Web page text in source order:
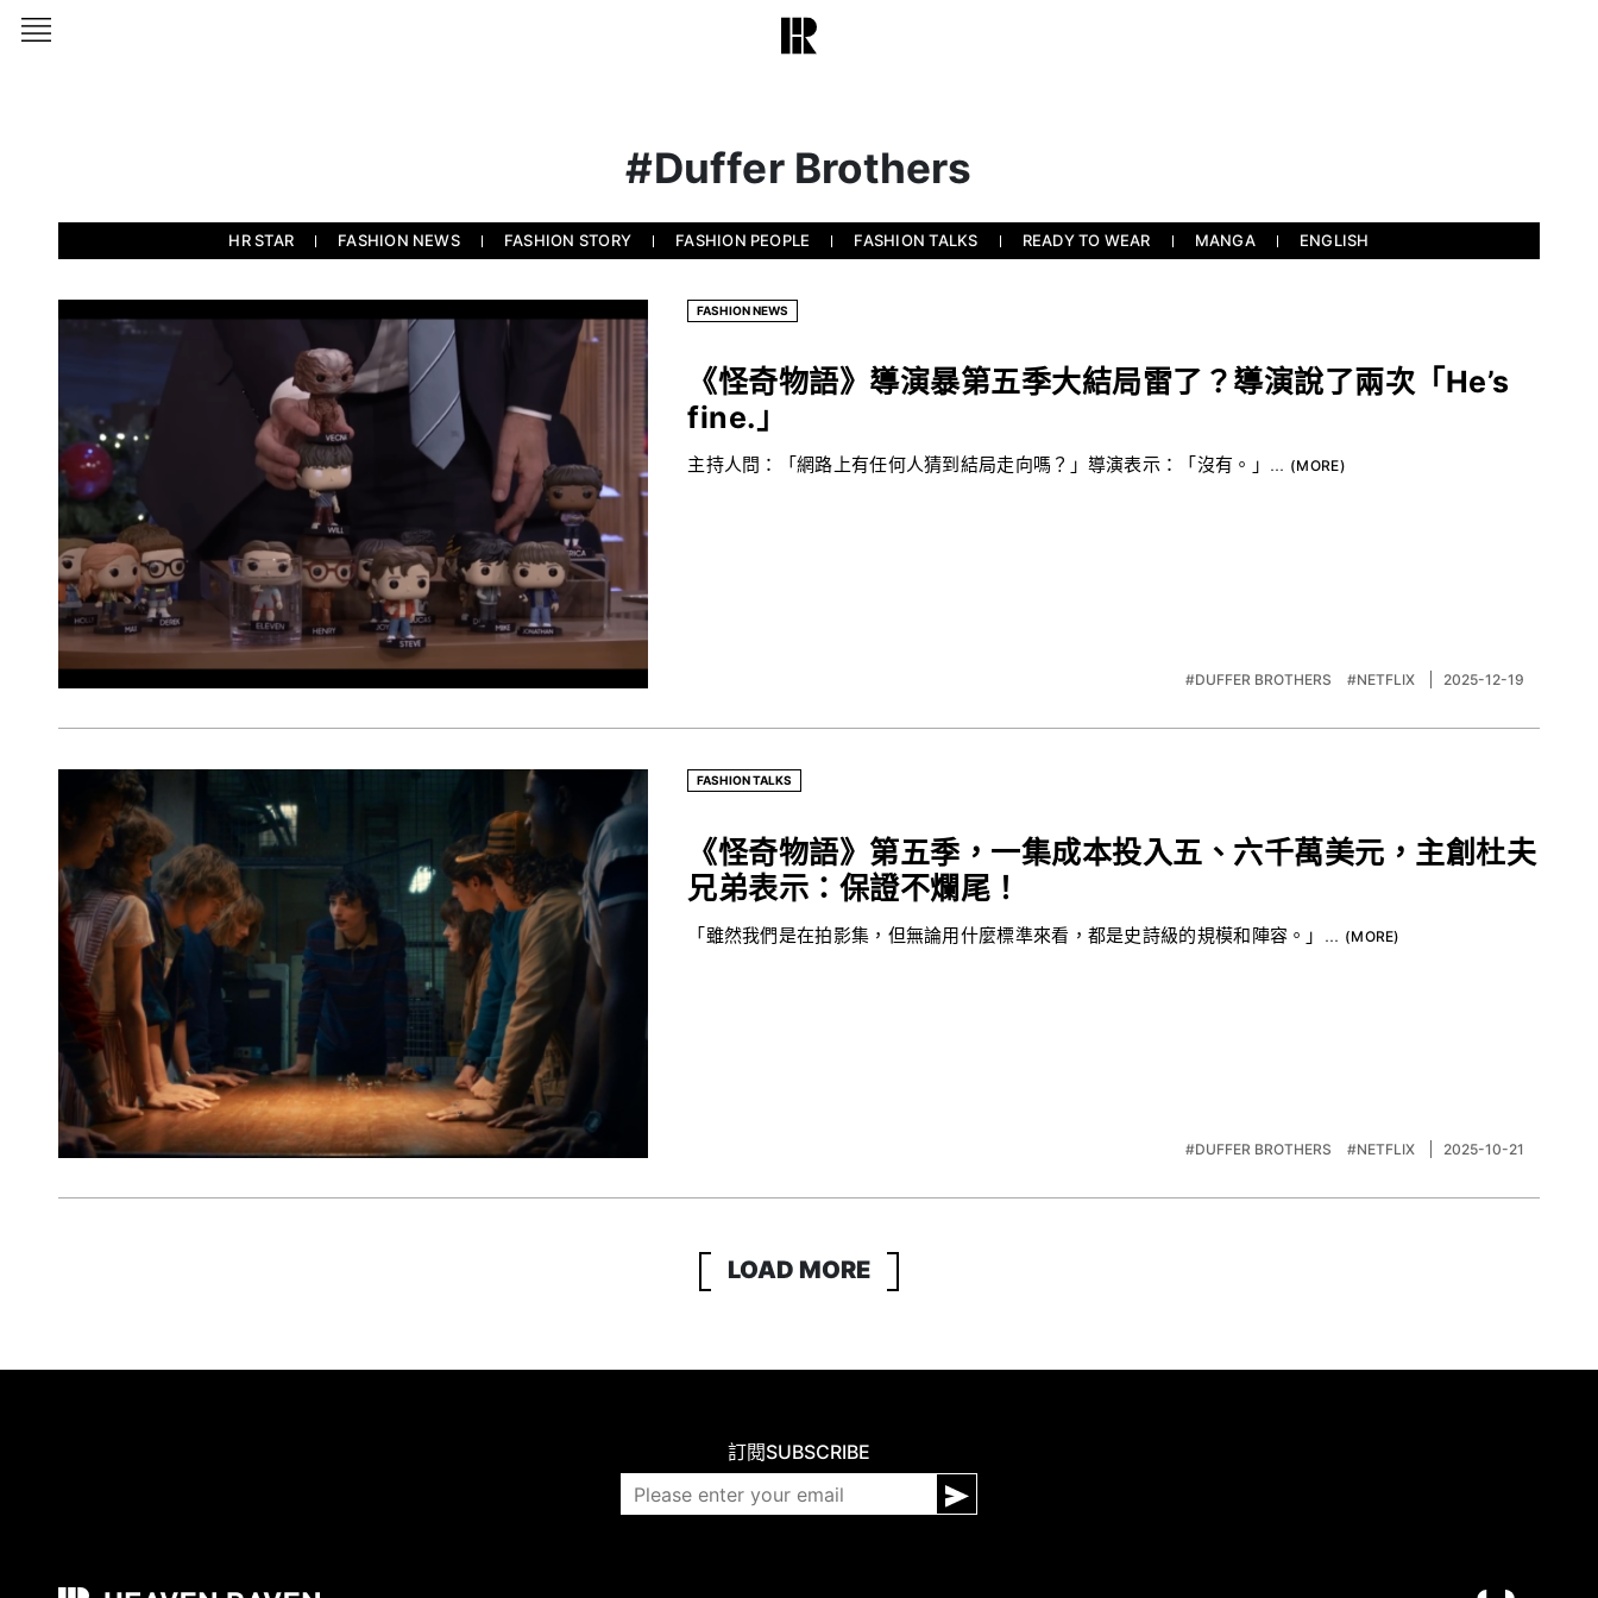
#Duffer Brothers
HR STAR FASHION NEWS FASHION STORY FASHION PEOPLE FASHION TALKS READY TO WEAR MANGA ENGLISH
FASHION NEWS
《怪奇物語》導演暴第五季大結局雷了？導演說了兩次「He’s
fine.」
主持人問：「網路上有任何人猜到結局走向嗎？」導演表示：「沒有。」...
#DUFFER BROTHERS #NETFLIX 2025-12-19
FASHION TALKS
《怪奇物語》第五季，一集成本投入五、六千萬美元，主創杜夫
兄弟表示：保證不爛尾！
「雖然我們是在拍影集，但無論用什麼標準來看，都是史詩級的規模和陣容。」...
#DUFFER BROTHERS #NETFLIX 2025-10-21
LOAD MORE
訂閱SUBSCRIBE